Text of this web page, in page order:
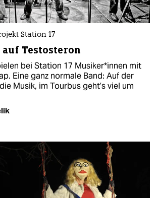
Station 17
Testosteron
bei Station 17 Musiker*innen mit
Eine ganz normale Band: Auf der
Musik, im Tourbus geht’s viel um